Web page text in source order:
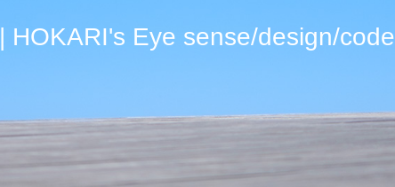
| HOKARI's Eye sense/design/code